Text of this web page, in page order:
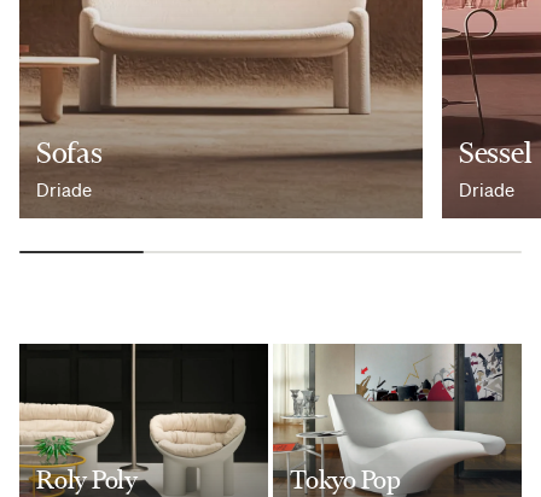
Sofas
Driade
Sessel
Driade
Roly Poly Tokyo Pop